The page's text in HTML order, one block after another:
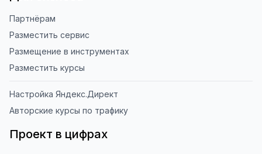
Партнёрам
Разместить сервис
Размещение в инструментах
Разместить курсы
Настройка Яндекс.Директ
Авторские курсы по трафику
Проект в цифрах